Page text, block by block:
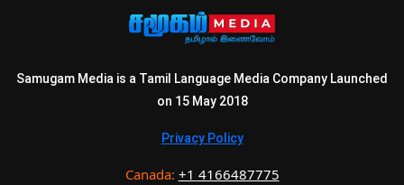
Samugam Media is a Tamil Language Media Company Launched
on 15 May 2018
Privacy Policy
Canada: +1 4166487775